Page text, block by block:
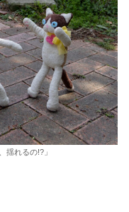
揺れるの!?」